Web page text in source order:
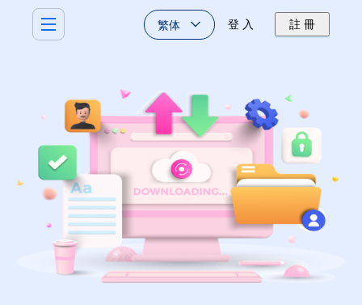
繁体 登 入 註 冊